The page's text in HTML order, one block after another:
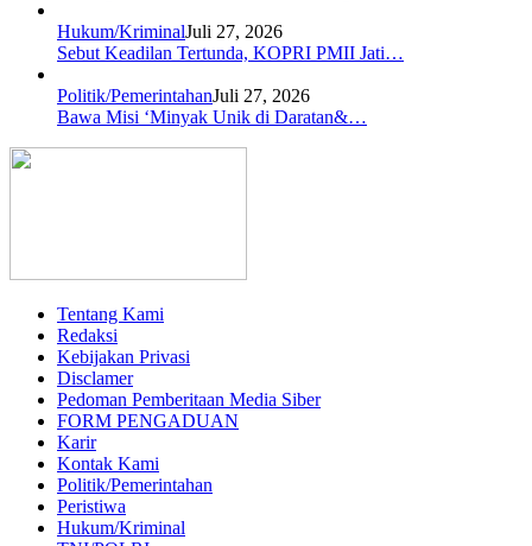
Hukum/KriminalJuli 27, 2026
Sebut Keadilan Tertunda, KOPRI PMII Jati…
Politik/PemerintahanJuli 27, 2026
Bawa Misi ‘Minyak Unik di Daratan&…
Tentang Kami
Redaksi
Kebijakan Privasi
Disclamer
Pedoman Pemberitaan Media Siber
FORM PENGADUAN
Karir
Kontak Kami
Politik/Pemerintahan
Peristiwa
Hukum/Kriminal